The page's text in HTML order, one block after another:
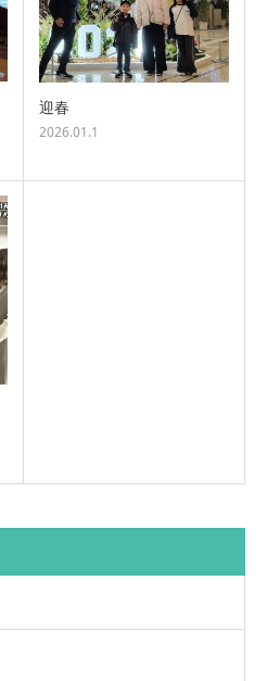
迎春
2026.01.1